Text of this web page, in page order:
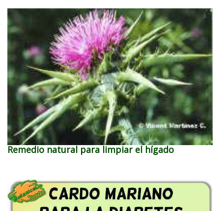
Remedio natural para limpiar el hígado